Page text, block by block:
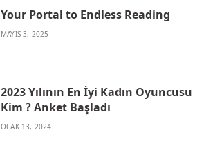
Your Portal to Endless Reading
MAYIS 3, 2025
2023 Yılının En İyi Kadın Oyuncusu
Kim ? Anket Başladı
OCAK 13, 2024